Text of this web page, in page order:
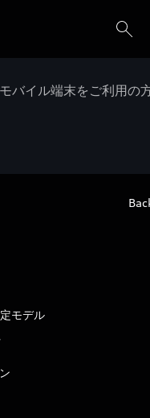
バイル端末をご利用の
モデル